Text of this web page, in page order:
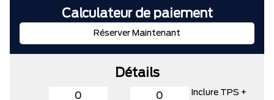
Calculateur de paiement
Réserver Maintenant
Détails
Inclure TPS +